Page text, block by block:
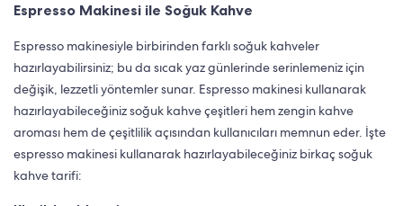
Espresso Makinesi ile Soğuk Kahve
Espresso makinesiyle birbirinden farklı soğuk kahveler
hazırlayabilirsiniz; bu da sıcak yaz günlerinde serinlemeniz için
değişik, lezzetli yöntemler sunar. Espresso makinesi kullanarak
hazırlayabileceğiniz soğuk kahve çeşitleri hem zengin kahve
aroması hem de çeşitlilik açısından kullanıcıları memnun eder. İşte
espresso makinesi kullanarak hazırlayabileceğiniz birkaç soğuk
kahve tarifi: